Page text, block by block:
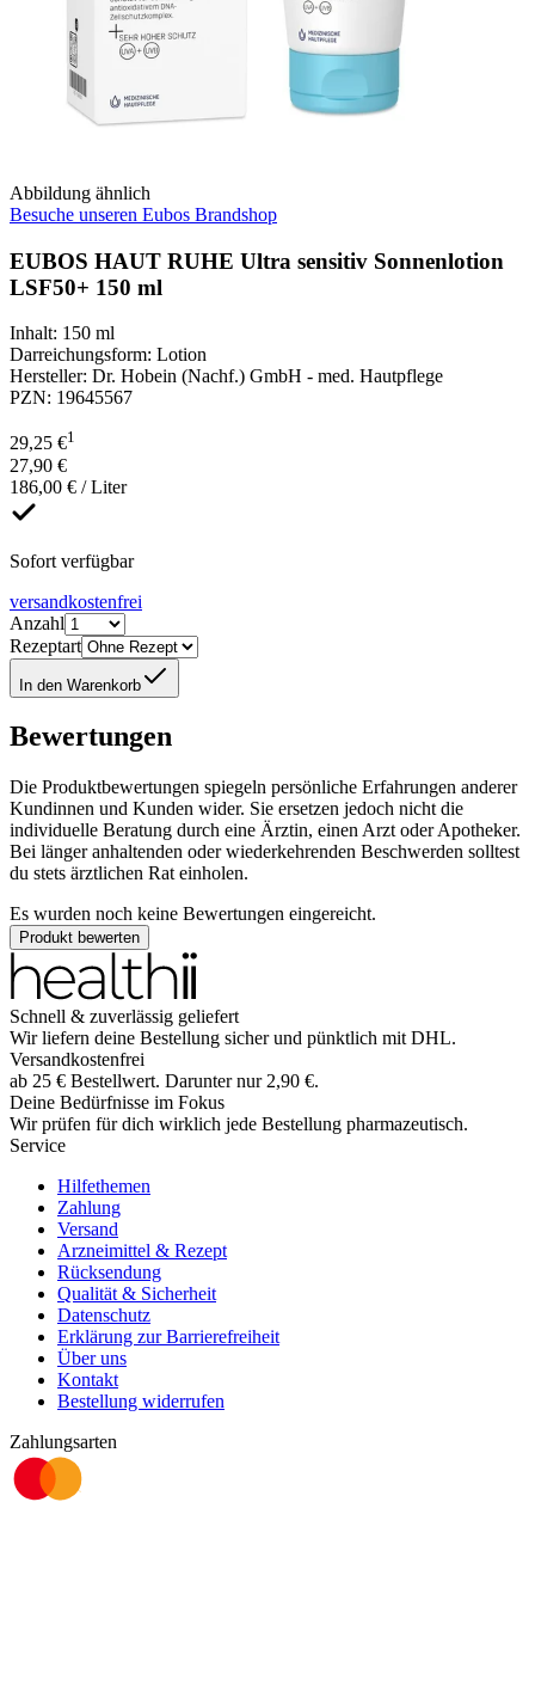
Abbildung ähnlich
Besuche unseren Eubos Brandshop
EUBOS HAUT RUHE Ultra sensitiv Sonnenlotion
LSF50+ 150 ml
Inhalt: 150 ml
Darreichungsform: Lotion
Hersteller: Dr. Hobein (Nachf.) GmbH - med. Hautpflege
PZN: 19645567
29,25 €1
27,90 €
186,00 € / Liter
Sofort verfügbar
versandkostenfrei
Anzahl
Rezeptart
In den Warenkorb
Bewertungen
Die Produktbewertungen spiegeln persönliche Erfahrungen anderer
Kundinnen und Kunden wider. Sie ersetzen jedoch nicht die
individuelle Beratung durch eine Ärztin, einen Arzt oder Apotheker.
Bei länger anhaltenden oder wiederkehrenden Beschwerden solltest
du stets ärztlichen Rat einholen.
Es wurden noch keine Bewertungen eingereicht.
Produkt bewerten
Schnell & zuverlässig geliefert
Wir liefern deine Bestellung sicher und pünktlich mit DHL.
Versandkostenfrei
ab 25 € Bestellwert. Darunter nur 2,90 €.
Deine Bedürfnisse im Fokus
Wir prüfen für dich wirklich jede Bestellung pharmazeutisch.
Service
Hilfethemen
Zahlung
Versand
Arzneimittel & Rezept
Rücksendung
Qualität & Sicherheit
Datenschutz
Erklärung zur Barrierefreiheit
Über uns
Kontakt
Bestellung widerrufen
Zahlungsarten